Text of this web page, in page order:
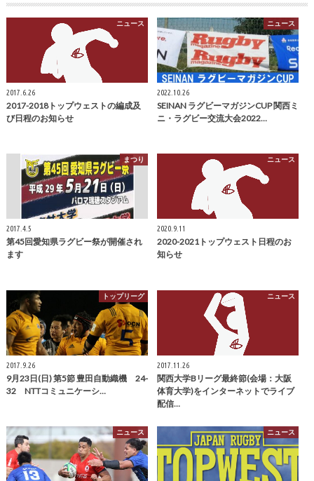
ニュース
2017.6.26
2017-2018トップウェストの編成及
び日程のお知らせ
ニュース
2022.10.26
SEINAN ラグビーマガジンCUP 関西ミ
ニ・ラグビー交流大会2022…
まつり
2017.4.5
第45回愛知県ラグビー祭が開催され
ます
ニュース
2020.9.11
2020-2021トップウェスト日程のお
知らせ
トップリーグ
2017.9.26
9月23日(日) 第5節 豊田自動織機 24-
32 NTTコミュニケーシ…
ニュース
2017.11.26
関西大学Bリーグ最終節(会場：大阪
体育大学)をインターネットでライブ
配信…
ニュース ニュース